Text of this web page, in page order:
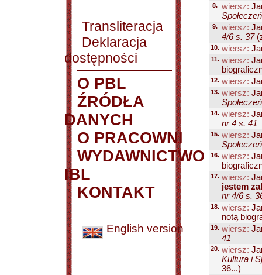
Transliteracja
Deklaracja
dostępności
O PBL
ŹRÓDŁA
DANYCH
O PRACOWNI
WYDAWNICTWO
IBL
KONTAKT
English version
8. wiersz:
9. wiersz:
4/6 s. 37
10. wiersz:
11. wiersz:
12. wiersz:
13. wiersz:
14. wiersz:
nr 4 s. 41
15. wiersz:
16. wiersz:
17. wiersz:
jestem
nr 4/6 s.
18. wiersz:
notą
19. wiersz:
41
20. wiersz:
Kultura i
36...)